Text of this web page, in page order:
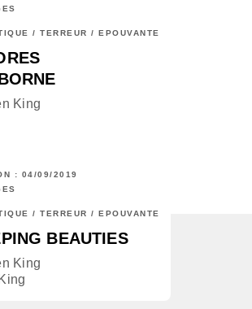
/ TERREUR / EPOUVANTE
King
: 04/09/2019
/ TERREUR / EPOUVANTE
BEAUTIES
King